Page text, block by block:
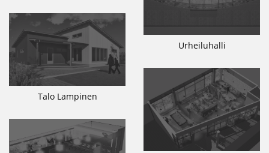
Urheiluhalli
Talo Lampinen